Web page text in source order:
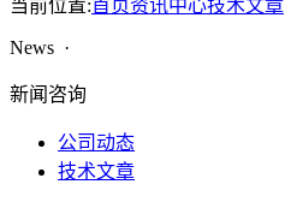
当前位置:首页资讯中心技术文章
News ·
新闻咨询
公司动态
技术文章